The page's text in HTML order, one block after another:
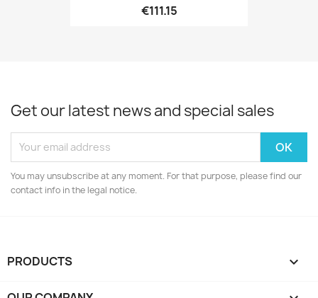
€111.15
Get our latest news and special sales
You may unsubscribe at any moment. For that purpose, please find our
contact info in the legal notice.
PRODUCTS 